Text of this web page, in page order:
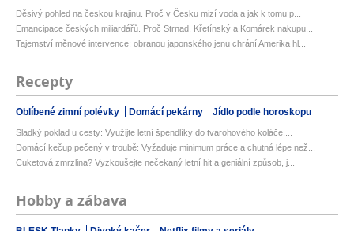
Děsivý pohled na českou krajinu. Proč v Česku mizí voda a jak k tomu p...
Emancipace českých miliardářů. Proč Strnad, Křetínský a Komárek nakupu...
Tajemství měnové intervence: obranou japonského jenu chrání Amerika hl...
Recepty
Oblíbené zimní polévky Domácí pekárny Jídlo podle horoskopu
Sladký poklad u cesty: Využijte letní špendlíky do tvarohového koláče,...
Domácí kečup pečený v troubě: Vyžaduje minimum práce a chutná lépe než...
Cuketová zmrzlina? Vyzkoušejte nečekaný letní hit a geniální způsob, j...
Hobby a zábava